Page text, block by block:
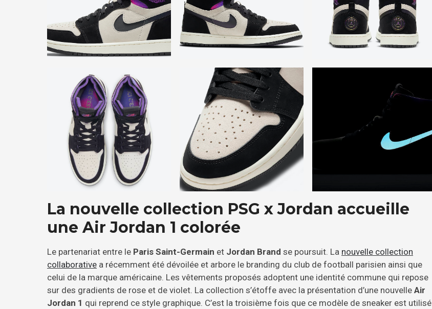
La nouvelle collection PSG x Jordan accueille
une Air Jordan 1 colorée
Le partenariat entre le Paris Saint-Germain et Jordan Brand se poursuit. La nouvelle collection
collaborative a récemment été dévoilée et arbore le branding du club de football parisien ainsi que
celui de la marque américaine. Les vêtements proposés adoptent une identité commune qui repose
sur des gradients de rose et de violet. La collection s’étoffe avec la présentation d’une nouvelle Air
Jordan 1 qui reprend ce style graphique. C’est la troisième fois que ce modèle de sneaker est utilisé